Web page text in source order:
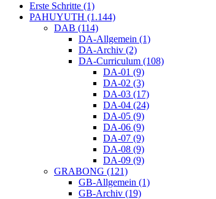
Erste Schritte (1)
PAHUYUTH (1.144)
DAB (114)
DA-Allgemein (1)
DA-Archiv (2)
DA-Curriculum (108)
DA-01 (9)
DA-02 (3)
DA-03 (17)
DA-04 (24)
DA-05 (9)
DA-06 (9)
DA-07 (9)
DA-08 (9)
DA-09 (9)
GRABONG (121)
GB-Allgemein (1)
GB-Archiv (19)